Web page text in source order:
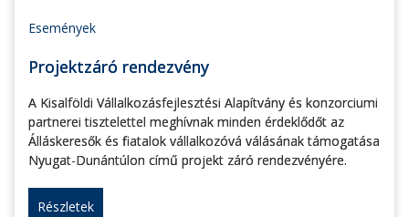
Események
Projektzáró rendezvény
A Kisalföldi Vállalkozásfejlesztési Alapítvány és konzorciumi
partnerei tisztelettel meghívnak minden érdeklődőt az
Álláskeresők és fiatalok vállalkozóvá válásának támogatása
Nyugat-Dunántúlon című projekt záró rendezvényére.
Részletek